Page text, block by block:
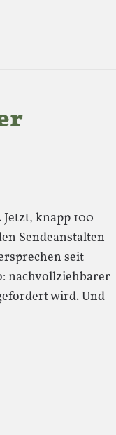
knapp 100
Sendeanstalten
seit
nachvollziehbarer
wird. Und